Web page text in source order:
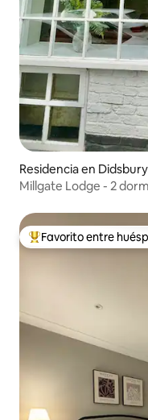
Residencia en
Millgate Lodge - 2
De los mejores en
Favorito entre